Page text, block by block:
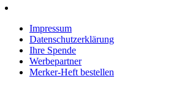
Impressum
Datenschutzerklärung
Ihre Spende
Werbepartner
Merker-Heft bestellen